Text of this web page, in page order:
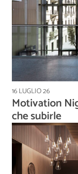
16 LUGLIO 26
Motivation
che subirle